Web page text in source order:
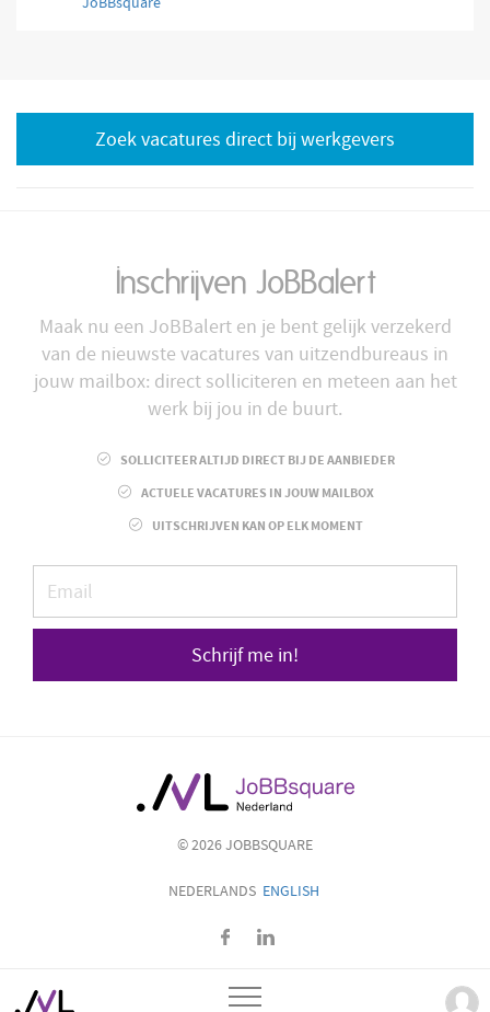
Zoek vacatures direct bij werkgevers
Inschrijven JoBBalert
Maak nu een JoBBalert en je bent gelijk verzekerd
van de nieuwste vacatures van uitzendbureaus in
jouw mailbox: direct solliciteren en meteen aan het
werk bij jou in de buurt.
SOLLICITEER ALTIJD DIRECT BIJ DE AANBIEDER
ACTUELE VACATURES IN JOUW MAILBOX
UITSCHRIJVEN KAN OP ELK MOMENT
Schrijf me in!
© 2026 JOBBSQUARE
NEDERLANDS ENGLISH